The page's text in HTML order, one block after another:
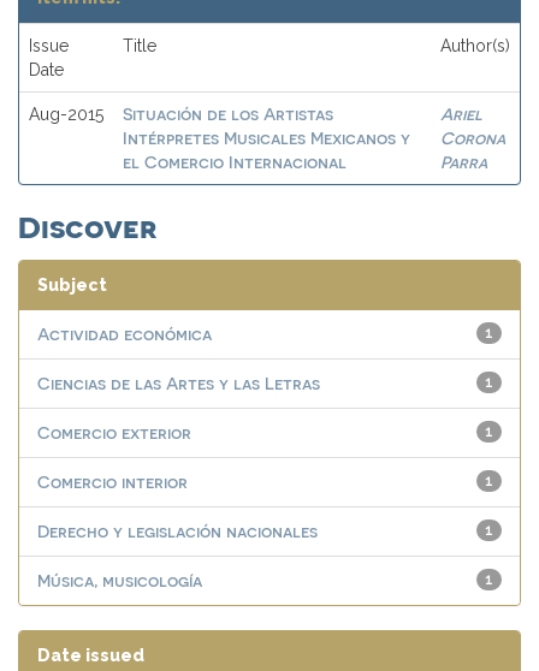
Issue
Date
Title Author(s)
Aug-2015
Situación de los Artistas
Intérpretes Musicales Mexicanos y
el Comercio Internacional
Ariel
Corona
Parra
Discover
Subject
1
Actividad económica
1
Ciencias de las Artes y las Letras
1
Comercio exterior
1
Comercio interior
1
Derecho y legislación nacionales
1
Música, musicología
Date issued